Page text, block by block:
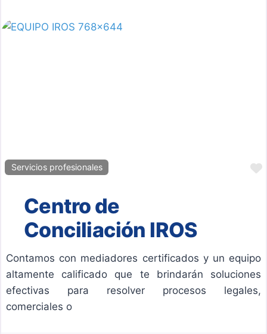
Servicios profesionales
Centro de
Conciliación IROS
Contamos con mediadores certificados y un equipo
altamente calificado que te brindarán soluciones
efectivas para resolver procesos legales,
comerciales o